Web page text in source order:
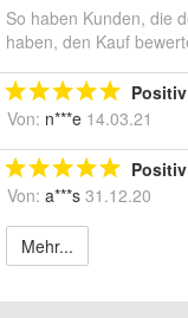
So haben Kunden, die
haben, den Kauf
Positiv
Von: n***e 14.03.21
Positiv
Von: a***s 31.12.20
Mehr...